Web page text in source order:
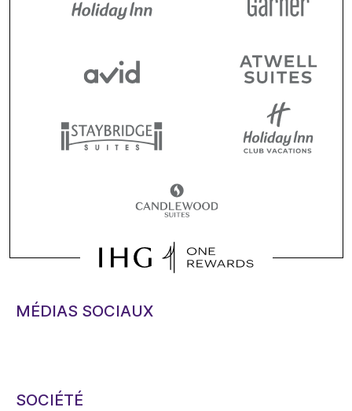
MÉDIAS SOCIAUX
SOCIÉTÉ